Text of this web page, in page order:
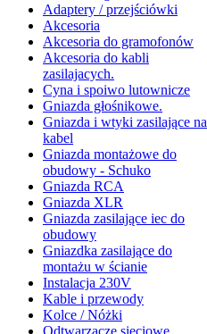
Adaptery / przejściówki
Akcesoria
Akcesoria do gramofonów
Akcesoria do kabli
zasilajacych.
Cyna i spoiwo lutownicze
Gniazda głośnikowe.
Gniazda i wtyki zasilające na
kabel
Gniazda montażowe do
obudowy - Schuko
Gniazda RCA
Gniazda XLR
Gniazda zasilające iec do
obudowy
Gniazdka zasilające do
montażu w ścianie
Instalacja 230V
Kable i przewody
Kolce / Nóżki
Odtwarzacze sieciowe